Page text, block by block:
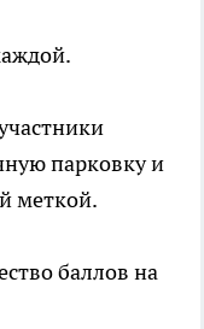
парковку и
меткой.
баллов на